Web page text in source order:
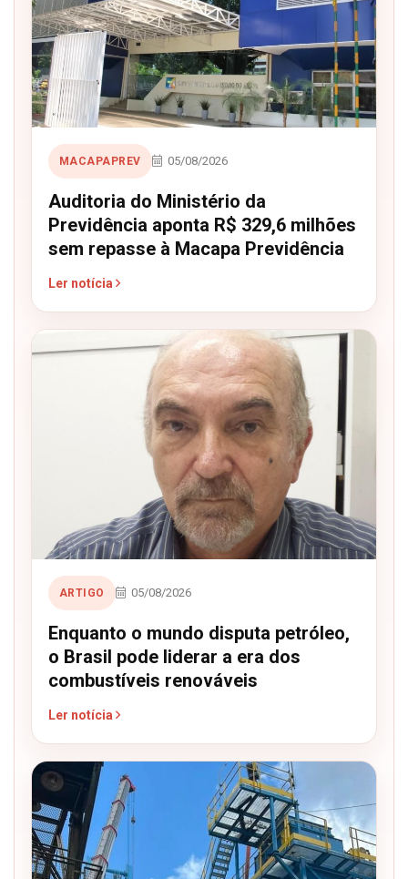
MACAPAPREV 05/08/2026
Auditoria do Ministério da
Previdência aponta R$ 329,6 milhões
sem repasse à Macapa Previdência
Ler notícia
ARTIGO 05/08/2026
Enquanto o mundo disputa petróleo,
o Brasil pode liderar a era dos
combustíveis renováveis
Ler notícia